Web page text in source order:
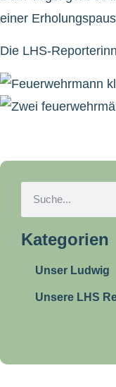
einer
Die LHS-
Kategorien
Unser Ludwig
Unsere LHS